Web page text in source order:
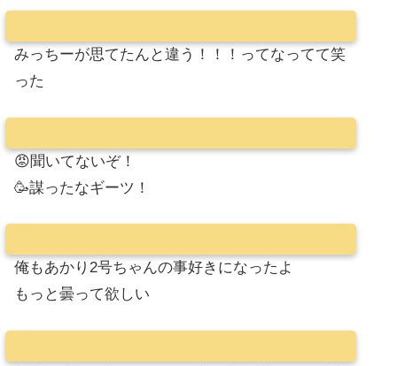
みっちーが思てたんと違う！！！ってなってて笑
った
😡聞いてないぞ！
🥳謀ったなギーツ！
俺もあかり2号ちゃんの事好きになったよ
もっと曇って欲しい